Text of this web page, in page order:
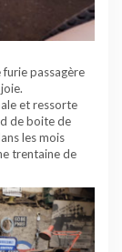
passagère
et ressorte
de boite de
les mois
trentaine de